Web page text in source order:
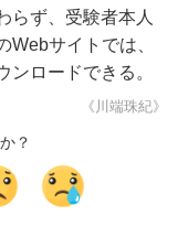
らず、受験者本人
サイトでは、
ロードできる。
《川端珠紀》
？